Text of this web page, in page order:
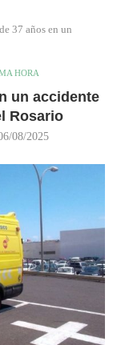
37 años en un
HORA
un accidente
Rosario
08/2025